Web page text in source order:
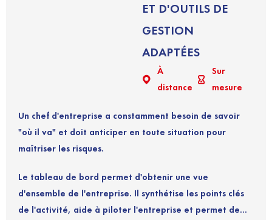
ET D'OUTILS DE
GESTION
ADAPTÉES
À
distance
Sur
mesure
Un chef d'entreprise a constamment besoin de savoir
"où il va" et doit anticiper en toute situation pour
maîtriser les risques.
Le tableau de bord permet d'obtenir une vue
d'ensemble de l'entreprise. Il synthétise les points clés
de l'activité, aide à piloter l'entreprise et permet de